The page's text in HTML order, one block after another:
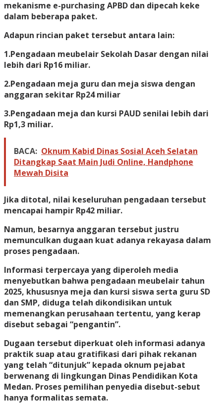
mekanisme e-purchasing APBD dan dipecah keke
dalam beberapa paket.
Adapun rincian paket tersebut antara lain:
1.Pengadaan meubelair Sekolah Dasar dengan nilai
lebih dari Rp16 miliar.
2.Pengadaan meja guru dan meja siswa dengan
anggaran sekitar Rp24 miliar
3.Pengadaan meja dan kursi PAUD senilai lebih dari
Rp1,3 miliar.
BACA: Oknum Kabid Dinas Sosial Aceh Selatan
Ditangkap Saat Main Judi Online, Handphone
Mewah Disita
Jika ditotal, nilai keseluruhan pengadaan tersebut
mencapai hampir Rp42 miliar.
Namun, besarnya anggaran tersebut justru
memunculkan dugaan kuat adanya rekayasa dalam
proses pengadaan.
Informasi terpercaya yang diperoleh media
menyebutkan bahwa pengadaan meubelair tahun
2025, khususnya meja dan kursi siswa serta guru SD
dan SMP, diduga telah dikondisikan untuk
memenangkan perusahaan tertentu, yang kerap
disebut sebagai “pengantin”.
Dugaan tersebut diperkuat oleh informasi adanya
praktik suap atau gratifikasi dari pihak rekanan
yang telah “ditunjuk” kepada oknum pejabat
berwenang di lingkungan Dinas Pendidikan Kota
Medan. Proses pemilihan penyedia disebut-sebut
hanya formalitas semata.